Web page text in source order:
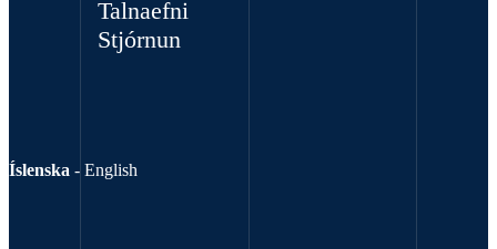
Talnaefni
Stjórnun
Íslenska - English